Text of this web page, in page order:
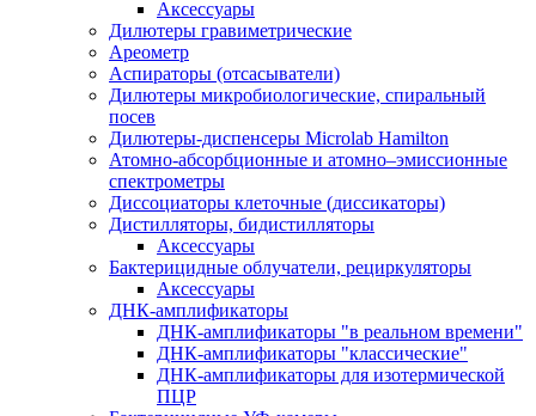
Аксессуары
Дилютеры гравиметрические
Ареометр
Аспираторы (отсасыватели)
Дилютеры микробиологические, спиральный
посев
Дилютеры-диспенсеры Microlab Hamilton
Атомно-абсорбционные и атомно–эмиссионные
спектрометры
Диссоциаторы клеточные (диссикаторы)
Дистилляторы, бидистилляторы
Аксессуары
Бактерицидные облучатели, рециркуляторы
Аксессуары
ДНК-амплификаторы
ДНК-амплификаторы "в реальном времени"
ДНК-амплификаторы "классические"
ДНК-амплификаторы для изотермической
ПЦР